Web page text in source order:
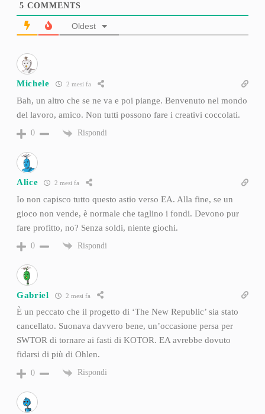
5 COMMENTS
Oldest
Michele 2 mesi fa
Bah, un altro che se ne va e poi piange. Benvenuto nel mondo
del lavoro, amico. Non tutti possono fare i creativi coccolati.
0 Rispondi
Alice 2 mesi fa
Io non capisco tutto questo astio verso EA. Alla fine, se un
gioco non vende, è normale che taglino i fondi. Devono pur
fare profitto, no? Senza soldi, niente giochi.
0 Rispondi
Gabriel 2 mesi fa
È un peccato che il progetto di ‘The New Republic’ sia stato
cancellato. Suonava davvero bene, un’occasione persa per
SWTOR di tornare ai fasti di KOTOR. EA avrebbe dovuto
fidarsi di più di Ohlen.
0 Rispondi